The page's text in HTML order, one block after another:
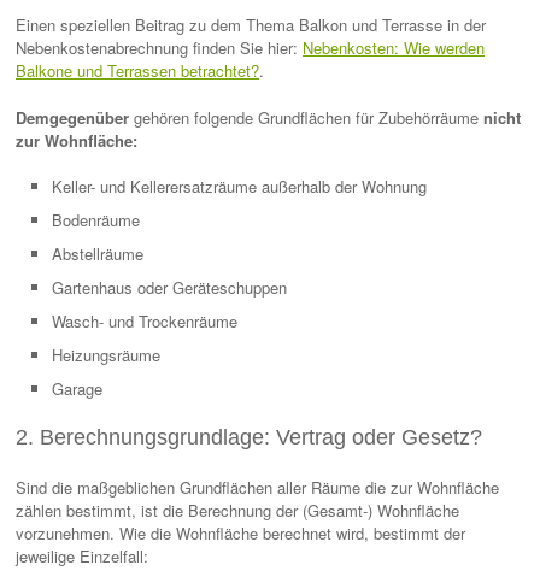
Einen speziellen Beitrag zu dem Thema Balkon und Terrasse in der
Nebenkostenabrechnung finden Sie hier: Nebenkosten: Wie werden
Balkone und Terrassen betrachtet?.
Demgegenüber gehören folgende Grundflächen für Zubehörräume nicht
zur Wohnfläche:
Keller- und Kellerersatzräume außerhalb der Wohnung
Bodenräume
Abstellräume
Gartenhaus oder Geräteschuppen
Wasch- und Trockenräume
Heizungsräume
Garage
2. Berechnungsgrundlage: Vertrag oder Gesetz?
Sind die maßgeblichen Grundflächen aller Räume die zur Wohnfläche
zählen bestimmt, ist die Berechnung der (Gesamt-) Wohnfläche
vorzunehmen. Wie die Wohnfläche berechnet wird, bestimmt der
jeweilige Einzelfall: